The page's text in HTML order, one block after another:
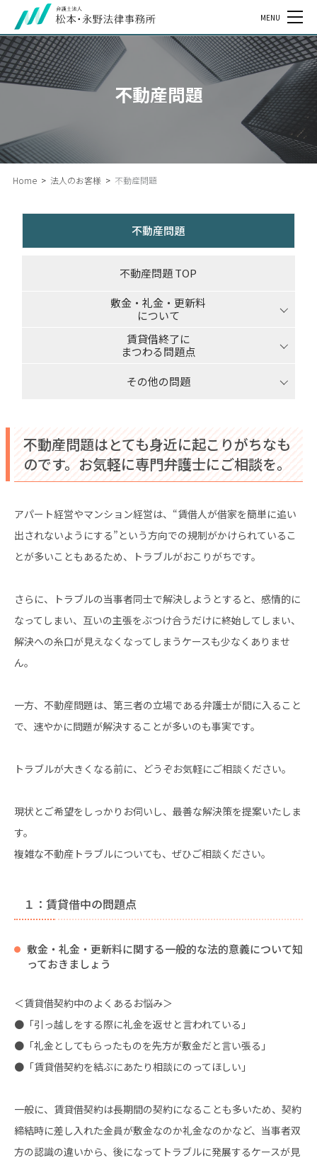
MENU
不動産問題
Home > 法人のお客様 > 不動産問題
不動産問題
不動産問題 TOP
敷金・礼金・更新料
について
賃貸借終了に
まつわる問題点
その他の問題
不動産問題はとても身近に起こりがちなも
のです。お気軽に専門弁護士にご相談を。
アパート経営やマンション経営は、“賃借人が借家を簡単に追い
出されないようにする”という方向での規制がかけられているこ
とが多いこともあるため、トラブルがおこりがちです。
さらに、トラブルの当事者同士で解決しようとすると、感情的に
なってしまい、互いの主張をぶつけ合うだけに終始してしまい、
解決への糸口が見えなくなってしまうケースも少なくありませ
ん。
一方、不動産問題は、第三者の立場である弁護士が間に入ること
で、速やかに問題が解決することが多いのも事実です。
トラブルが大きくなる前に、どうぞお気軽にご相談ください。
現状とご希望をしっかりお伺いし、最善な解決策を提案いたしま
す。
複雑な不動産トラブルについても、ぜひご相談ください。
１：賃貸借中の問題点
敷金・礼金・更新料に関する一般的な法的意義について知
っておきましょう
＜賃貸借契約中のよくあるお悩み＞
●「引っ越しをする際に礼金を返せと言われている」
●「礼金としてもらったものを先方が敷金だと言い張る」
●「賃貸借契約を結ぶにあたり相談にのってほしい」
一般に、賃貸借契約は長期間の契約になることも多いため、契約
締結時に差し入れた金員が敷金なのか礼金なのかなど、当事者双
方の認識の違いから、後になってトラブルに発展するケースが見